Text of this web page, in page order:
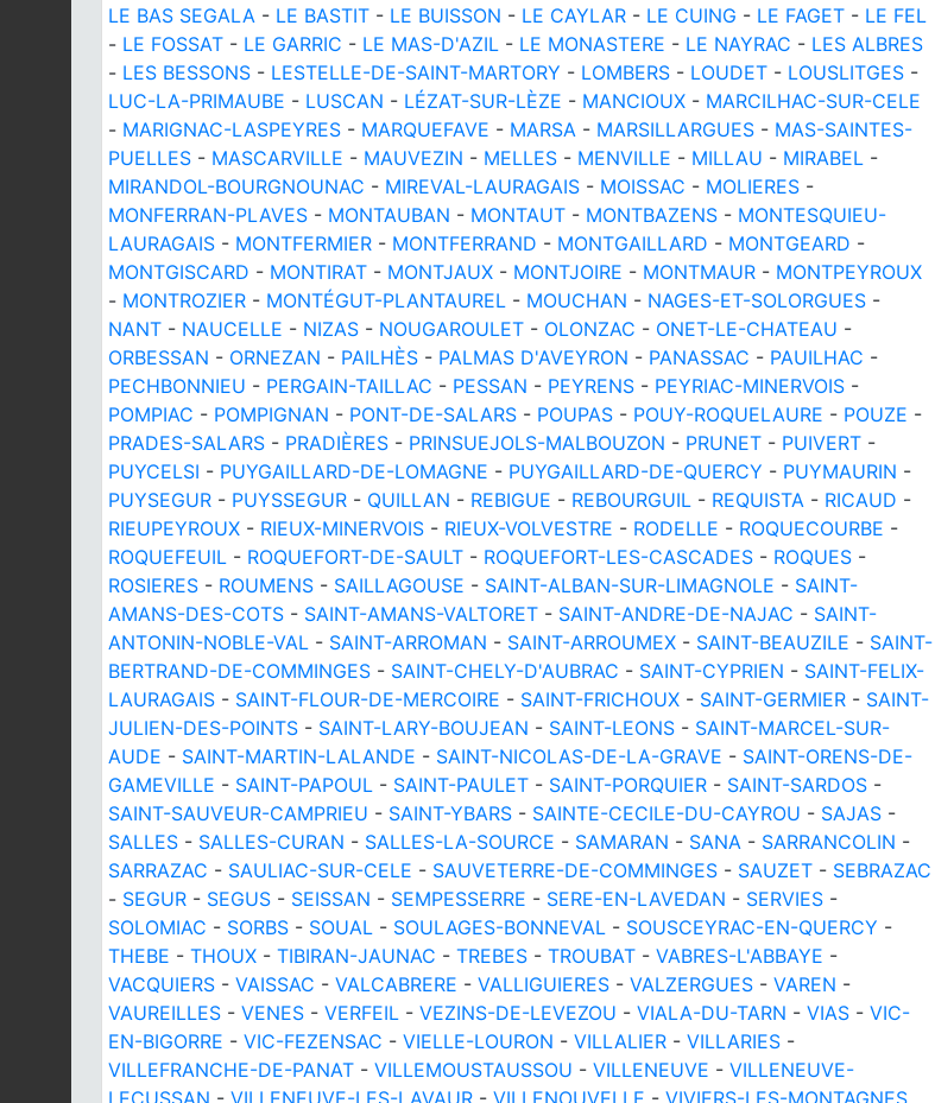
LE BAS SEGALA - LE BASTIT - LE BUISSON - LE CAYLAR - LE CUING - LE FAGET - LE FEL
- LE FOSSAT - LE GARRIC - LE MAS-D'AZIL - LE MONASTERE - LE NAYRAC - LES ALBRES
- LES BESSONS - LESTELLE-DE-SAINT-MARTORY - LOMBERS - LOUDET - LOUSLITGES -
LUC-LA-PRIMAUBE - LUSCAN - LÉZAT-SUR-LÈZE - MANCIOUX - MARCILHAC-SUR-CELE
- MARIGNAC-LASPEYRES - MARQUEFAVE - MARSA - MARSILLARGUES - MAS-SAINTES-
PUELLES - MASCARVILLE - MAUVEZIN - MELLES - MENVILLE - MILLAU - MIRABEL -
MIRANDOL-BOURGNOUNAC - MIREVAL-LAURAGAIS - MOISSAC - MOLIERES -
MONFERRAN-PLAVES - MONTAUBAN - MONTAUT - MONTBAZENS - MONTESQUIEU-
LAURAGAIS - MONTFERMIER - MONTFERRAND - MONTGAILLARD - MONTGEARD -
MONTGISCARD - MONTIRAT - MONTJAUX - MONTJOIRE - MONTMAUR - MONTPEYROUX
- MONTROZIER - MONTÉGUT-PLANTAUREL - MOUCHAN - NAGES-ET-SOLORGUES -
NANT - NAUCELLE - NIZAS - NOUGAROULET - OLONZAC - ONET-LE-CHATEAU -
ORBESSAN - ORNEZAN - PAILHÈS - PALMAS D'AVEYRON - PANASSAC - PAUILHAC -
PECHBONNIEU - PERGAIN-TAILLAC - PESSAN - PEYRENS - PEYRIAC-MINERVOIS -
POMPIAC - POMPIGNAN - PONT-DE-SALARS - POUPAS - POUY-ROQUELAURE - POUZE -
PRADES-SALARS - PRADIÈRES - PRINSUEJOLS-MALBOUZON - PRUNET - PUIVERT -
PUYCELSI - PUYGAILLARD-DE-LOMAGNE - PUYGAILLARD-DE-QUERCY - PUYMAURIN -
PUYSEGUR - PUYSSEGUR - QUILLAN - REBIGUE - REBOURGUIL - REQUISTA - RICAUD -
RIEUPEYROUX - RIEUX-MINERVOIS - RIEUX-VOLVESTRE - RODELLE - ROQUECOURBE -
ROQUEFEUIL - ROQUEFORT-DE-SAULT - ROQUEFORT-LES-CASCADES - ROQUES -
ROSIERES - ROUMENS - SAILLAGOUSE - SAINT-ALBAN-SUR-LIMAGNOLE - SAINT-
AMANS-DES-COTS - SAINT-AMANS-VALTORET - SAINT-ANDRE-DE-NAJAC - SAINT-
ANTONIN-NOBLE-VAL - SAINT-ARROMAN - SAINT-ARROUMEX - SAINT-BEAUZILE - SAINT-
BERTRAND-DE-COMMINGES - SAINT-CHELY-D'AUBRAC - SAINT-CYPRIEN - SAINT-FELIX-
LAURAGAIS - SAINT-FLOUR-DE-MERCOIRE - SAINT-FRICHOUX - SAINT-GERMIER - SAINT-
JULIEN-DES-POINTS - SAINT-LARY-BOUJEAN - SAINT-LEONS - SAINT-MARCEL-SUR-
AUDE - SAINT-MARTIN-LALANDE - SAINT-NICOLAS-DE-LA-GRAVE - SAINT-ORENS-DE-
GAMEVILLE - SAINT-PAPOUL - SAINT-PAULET - SAINT-PORQUIER - SAINT-SARDOS -
SAINT-SAUVEUR-CAMPRIEU - SAINT-YBARS - SAINTE-CECILE-DU-CAYROU - SAJAS -
SALLES - SALLES-CURAN - SALLES-LA-SOURCE - SAMARAN - SANA - SARRANCOLIN -
SARRAZAC - SAULIAC-SUR-CELE - SAUVETERRE-DE-COMMINGES - SAUZET - SEBRAZAC
- SEGUR - SEGUS - SEISSAN - SEMPESSERRE - SERE-EN-LAVEDAN - SERVIES -
SOLOMIAC - SORBS - SOUAL - SOULAGES-BONNEVAL - SOUSCEYRAC-EN-QUERCY -
THEBE - THOUX - TIBIRAN-JAUNAC - TREBES - TROUBAT - VABRES-L'ABBAYE -
VACQUIERS - VAISSAC - VALCABRERE - VALLIGUIERES - VALZERGUES - VAREN -
VAUREILLES - VENES - VERFEIL - VEZINS-DE-LEVEZOU - VIALA-DU-TARN - VIAS - VIC-
EN-BIGORRE - VIC-FEZENSAC - VIELLE-LOURON - VILLALIER - VILLARIES -
VILLEFRANCHE-DE-PANAT - VILLEMOUSTAUSSOU - VILLENEUVE - VILLENEUVE-
LECUSSAN - VILLENEUVE-LES-LAVAUR - VILLENOUVELLE - VIVIERS-LES-MONTAGNES